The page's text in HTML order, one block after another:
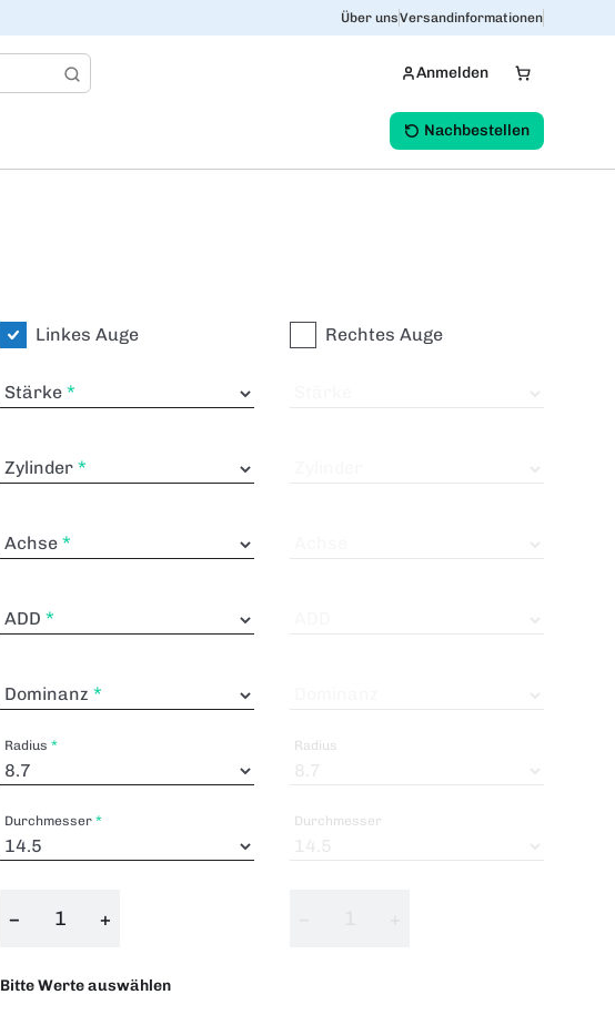
Über unsVersandinformationen
Anmelden
Nachbestellen
Linkes Auge
Stärke
Zylinder
Achse
ADD
Dominanz
Radius
Durchmesser
− +
Bitte Werte auswählen
Rechtes Auge
Radius
Durchmesser